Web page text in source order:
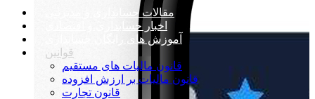
مقالات حسابداری و مدیریتی
اخبار حسابداری و اقتصادی
آموزش های رایگان حسابداری
قوانین
قانون مالیات های مستقیم
قانون مالیات بر ارزش افزوده
قانون تجارت